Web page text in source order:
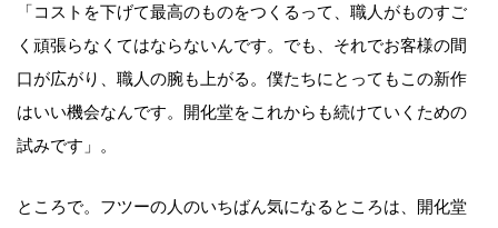
「コストを下げて最高のものをつくるって、職人がものすご
く頑張らなくてはならないんです。でも、それでお客様の間
口が広がり、職人の腕も上がる。僕たちにとってもこの新作
はいい機会なんです。開化堂をこれからも続けていくための
試みです」。
ところで。フツーの人のいちばん気になるところは、開化堂